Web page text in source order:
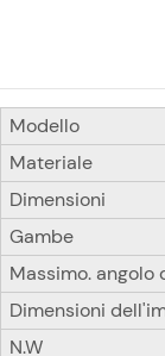
Modello
Materiale
Dimensioni
Gambe
Massimo. angolo
Dimensioni
N.W